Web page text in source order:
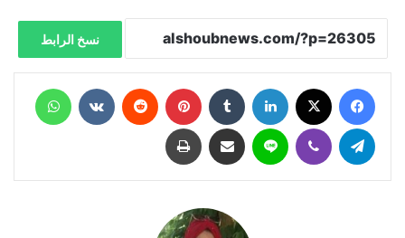
نسخ الرابط